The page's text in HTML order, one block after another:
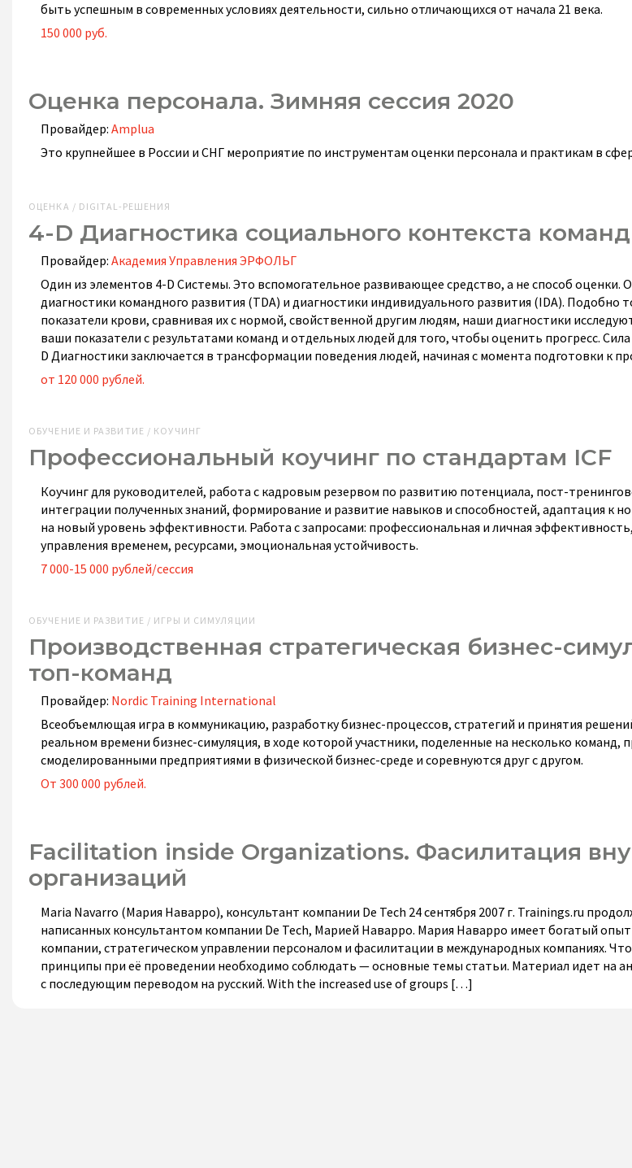
быть успешным в современных условиях деятельности, сильно отличающихся от начала 21 века.
150 000 руб.
Оценка персонала. Зимняя сессия 2020
Провайдер: Amplua
Это крупнейшее в России и СНГ мероприятие по инструментам оценки персонала и практикам в
ОЦЕНКА / DIGITAL-РЕШЕНИЯ
4-D Диагностика социального контекста команд
Провайдер: Академия Управления ЭРФОЛЬГ
Один из элементов 4-D Системы. Это вспомогательное развивающее средство, а не способ оценки.
диагностики командного развития (TDA) и диагностики индивидуального развития (IDA). Подобно
показатели крови, сравнивая их с нормой, свойственной другим людям, наши диагностики
ваши показатели с результатами команд и отдельных людей для того, чтобы оценить прогресс. Сила
D Диагностики заключается в трансформации поведения людей, начиная с момента подготовки к
от 120 000 рублей.
ОБУЧЕНИЕ И РАЗВИТИЕ / КОУЧИНГ
Профессиональный коучинг по стандартам ICF
Коучинг для руководителей, работа с кадровым резервом по развитию потенциала, пост-
интеграции полученных знаний, формирование и развитие навыков и способностей, адаптация к
на новый уровень эффективности. Работа с запросами: профессиональная и личная
управления временем, ресурсами, эмоциональная устойчивость.
7 000-15 000 рублей/сессия
ОБУЧЕНИЕ И РАЗВИТИЕ / ИГРЫ И СИМУЛЯЦИИ
Производственная стратегическая бизнес-
топ-команд
Провайдер: Nordic Training International
Всеобъемлющая игра в коммуникацию, разработку бизнес-процессов, стратегий и принятия
реальном времени бизнес-симуляция, в ходе которой участники, поделенные на несколько команд,
смоделированными предприятиями в физической бизнес-среде и соревнуются друг с другом.
От 300 000 рублей.
Facilitation inside Organizations. Фасилитация
организаций
Maria Navarro (Мария Наварро), консультант компании De Tech 24 сентября 2007 г. Trainings.ru
написанных консультантом компании De Tech, Марией Наварро. Мария Наварро имеет богатый
компании, стратегическом управлении персоналом и фасилитации в международных компаниях.
принципы при её проведении необходимо соблюдать — основные темы статьи. Материал идет на
с последующим переводом на русский. With the increased use of groups […]